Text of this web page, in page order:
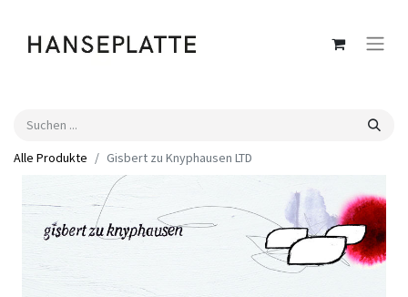
Alle Produkte Gisbert zu Knyphausen LTD